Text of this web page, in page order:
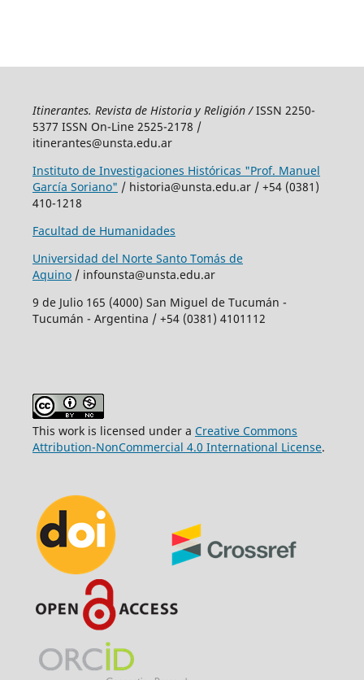
Itinerantes. Revista de Historia y Religión /ISSN 2250-
5377 ISSN On-Line 2525-2178 /
itinerantes@unsta.edu.ar
Instituto de Investigaciones Históricas "Prof. Manuel
García Soriano" / historia@unsta.edu.ar / +54 (0381)
410-1218
Facultad de Humanidades
Universidad del Norte Santo Tomás de
Aquino/ infounsta@unsta.edu.ar
9 de Julio 165 (4000) San Miguel de Tucumán -
Tucumán - Argentina / +54 (0381) 4101112
This work is licensed under a Creative Commons
Attribution-NonCommercial 4.0 International License.